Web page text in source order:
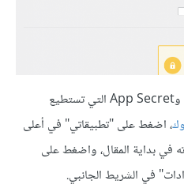
يتوجب عليك الآن إدخال App ID وApp Secret التي تستطيع
، اضغط على "تطبيقاتي" في أعلى
في بداية المقال، واضغط على
في الشريط الجانبي.